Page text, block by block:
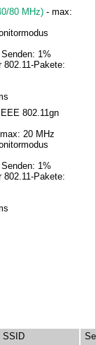
80 MHz)- max:
1%
Pakete:
802.11gn
20 MHz
1%
Pakete:
SSID